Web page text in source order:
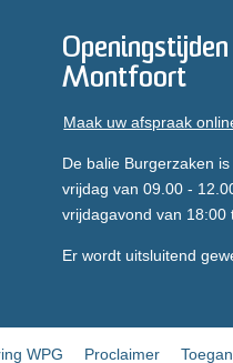
Montfoort
Maak uw afspraak
De balie Burgerzaken
vrijdag van 09.00 -
vrijdagavond van 18:00
Er wordt uitsluitend
WPG Proclaimer